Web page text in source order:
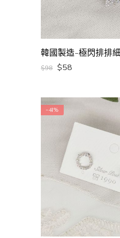
韓國製造-極閃排排
$98 $58
-41%